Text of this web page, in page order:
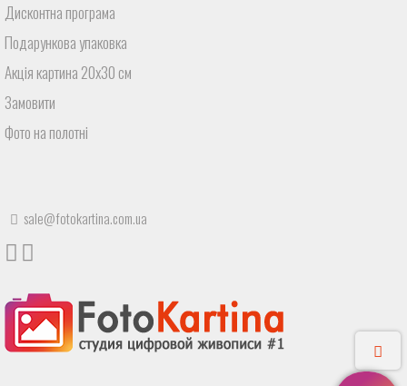
Дисконтна програма
Подарункова упаковка
Акція картина 20х30 см
Замовити
Фото на полотні
sale@fotokartina.com.ua